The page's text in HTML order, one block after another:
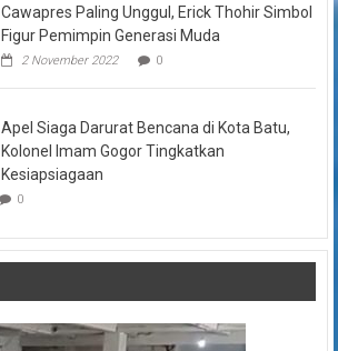
Cawapres Paling Unggul, Erick Thohir Simbol
Figur Pemimpin Generasi Muda
2 November 2022 0
Apel Siaga Darurat Bencana di Kota Batu,
Kolonel Imam Gogor Tingkatkan
Kesiapsiagaan
0